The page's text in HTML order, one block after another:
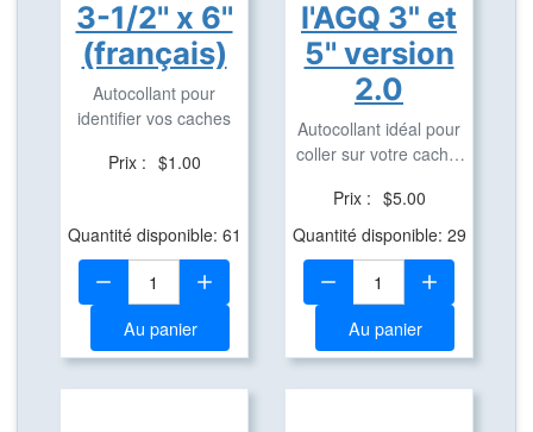
3-1/2'' x 6''
(français)
Autocollant pour
identifier vos caches
Prix : $1.00
Quantité disponible: 61
Quantité:
Au panier
l'AGQ 3" et
5'' version
2.0
Autocollant idéal pour
coller sur votre cache,
Prix : $5.00
Quantité disponible: 29
Quantité:
Au panier